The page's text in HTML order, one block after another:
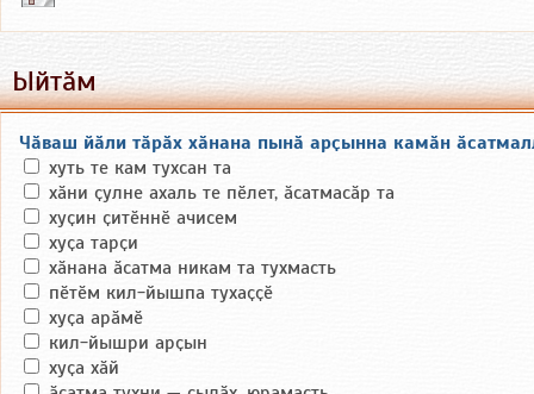
Ыйтӑм
Чӑваш йӑли тӑрӑх хӑнана пынӑ арҫынна камӑн
хуть те кам тухсан та
хӑни ҫулне ахаль те пӗлет, ӑсатмасӑр та
хуҫин ҫитӗннӗ ачисем
хуҫа тарҫи
хӑнана ӑсатма никам та тухмасть
пӗтӗм кил-йышпа тухаҫҫӗ
хуҫа арӑмӗ
кил-йышри арҫын
хуҫа хӑй